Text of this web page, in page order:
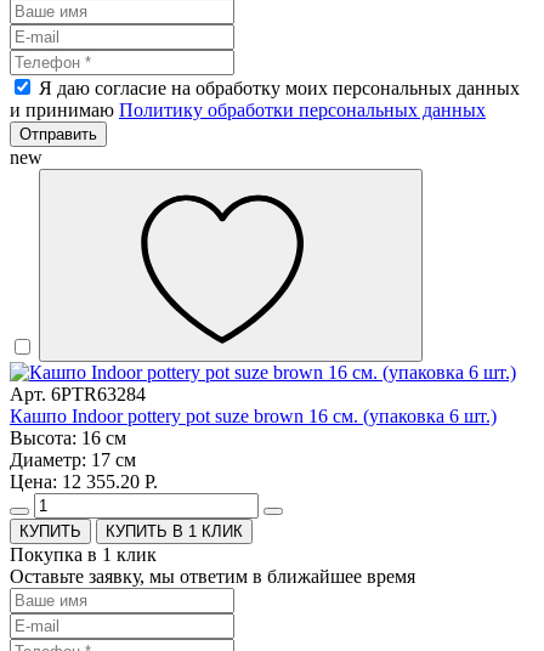
Я даю согласие на обработку моих персональных данных
и принимаю Политику обработки персональных данных
Отправить
new
Арт. 6PTR63284
Кашпо Indoor pottery pot suze brown 16 см. (упаковка 6 шт.)
Высота: 16 см
Диаметр: 17 см
Цена: 12 355.20 Р.
КУПИТЬ В 1 КЛИК
Покупка в 1 клик
Оставьте заявку, мы ответим в ближайшее время